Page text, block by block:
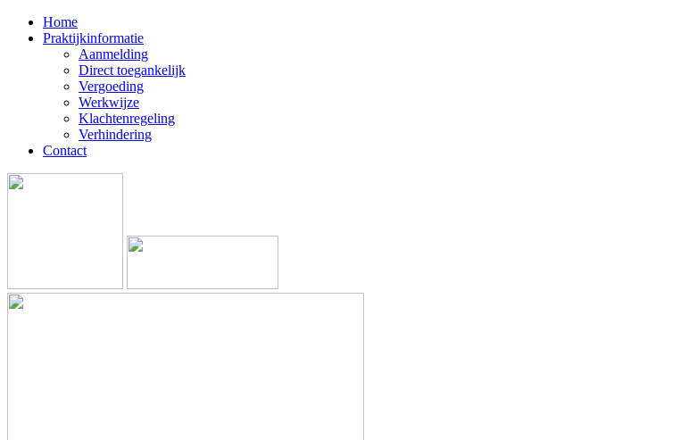
Home
Praktijkinformatie
Aanmelding
Direct toegankelijk
Vergoeding
Werkwijze
Klachtenregeling
Verhindering
Contact